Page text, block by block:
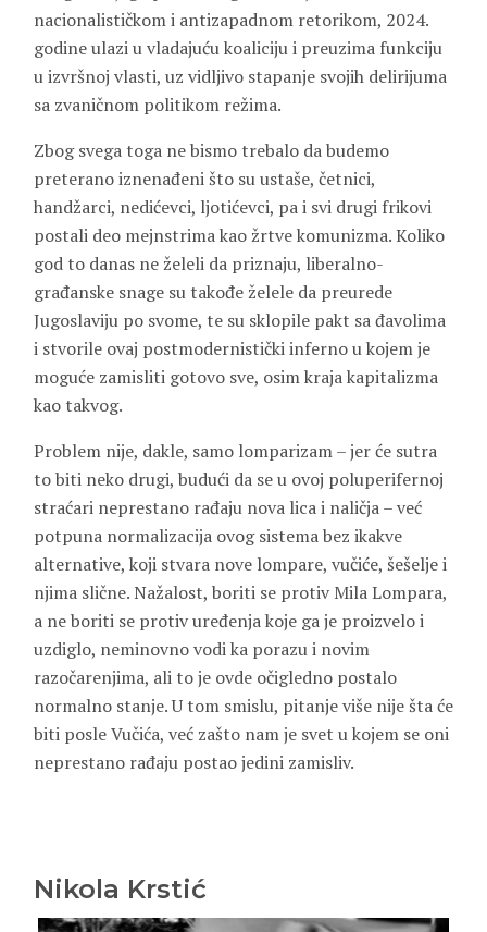
nacionalističkom i antizapadnom retorikom, 2024.
godine ulazi u vladajuću koaliciju i preuzima funkciju
u izvršnoj vlasti, uz vidljivo stapanje svojih delirijuma
sa zvaničnom politikom režima.
Zbog svega toga ne bismo trebalo da budemo
preterano iznenađeni što su ustaše, četnici,
handžarci, nedićevci, ljotićevci, pa i svi drugi frikovi
postali deo mejnstrima kao žrtve komunizma. Koliko
god to danas ne želeli da priznaju, liberalno-
građanske snage su takođe želele da preurede
Jugoslaviju po svome, te su sklopile pakt sa đavolima
i stvorile ovaj postmodernistički inferno u kojem je
moguće zamisliti gotovo sve, osim kraja kapitalizma
kao takvog.
Problem nije, dakle, samo lomparizam – jer će sutra
to biti neko drugi, budući da se u ovoj poluperifernoj
straćari neprestano rađaju nova lica i naličja – već
potpuna normalizacija ovog sistema bez ikakve
alternative, koji stvara nove lompare, vučiće, šešelje i
njima slične. Nažalost, boriti se protiv Mila Lompara,
a ne boriti se protiv uređenja koje ga je proizvelo i
uzdiglo, neminovno vodi ka porazu i novim
razočarenjima, ali to je ovde očigledno postalo
normalno stanje. U tom smislu, pitanje više nije šta će
biti posle Vučića, već zašto nam je svet u kojem se oni
neprestano rađaju postao jedini zamisliv.
Nikola Krstić